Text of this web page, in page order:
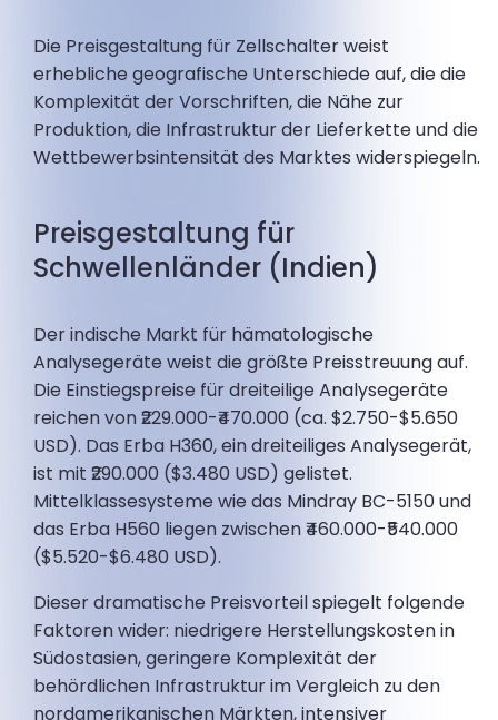
Die Preisgestaltung für Zellschalter weist
erhebliche geografische Unterschiede auf, die die
Komplexität der Vorschriften, die Nähe zur
Produktion, die Infrastruktur der Lieferkette und die
Wettbewerbsintensität des Marktes widerspiegeln.
Preisgestaltung für
Schwellenländer (Indien)
Der indische Markt für hämatologische
Analysegeräte weist die größte Preisstreuung auf.
Die Einstiegspreise für dreiteilige Analysegeräte
reichen von ₹229.000-₹470.000 (ca. $2.750-$5.650
USD). Das Erba H360, ein dreiteiliges Analysegerät,
ist mit ₹290.000 ($3.480 USD) gelistet.
Mittelklassesysteme wie das Mindray BC-5150 und
das Erba H560 liegen zwischen ₹460.000-₹540.000
($5.520-$6.480 USD).
Dieser dramatische Preisvorteil spiegelt folgende
Faktoren wider: niedrigere Herstellungskosten in
Südostasien, geringere Komplexität der
behördlichen Infrastruktur im Vergleich zu den
nordamerikanischen Märkten, intensiver